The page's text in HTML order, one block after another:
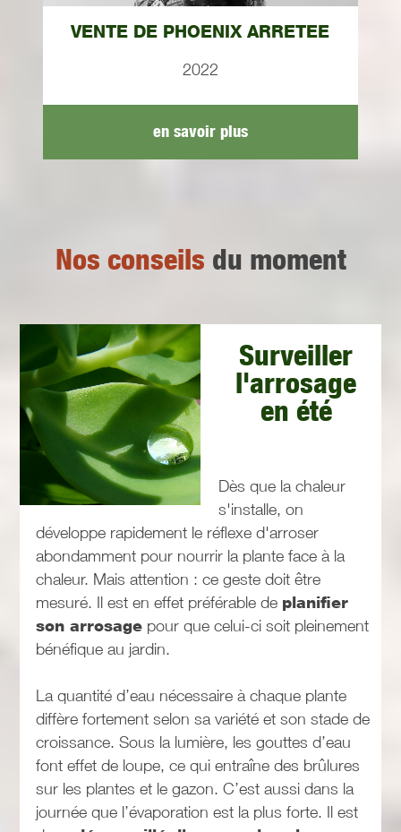
VENTE DE PHOENIX ARRETEE
2022
en savoir plus
Nos conseils du moment
Surveiller
l'arrosage
en été
Dès que la chaleur
s'installe, on
développe rapidement le réflexe d'arroser
abondamment pour nourrir la plante face à la
chaleur. Mais attention : ce geste doit être
mesuré. Il est en effet préférable de planifier
son arrosagepour que celui-ci soit pleinement
bénéfique au jardin.
La quantité d’eau nécessaire à chaque plante
diffère fortement selon sa variété et son stade de
croissance. Sous la lumière, les gouttes d’eau
font effet de loupe, ce qui entraîne des brûlures
sur les plantes et le gazon. C’est aussi dans la
journée que l’évaporation est la plus forte. Il est